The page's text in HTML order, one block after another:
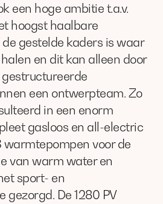
een hoge ambitie t.a.v.
hoogst haalbare
gestelde kaders is waar
en dit kan alleen door
een ontwerpteam. Zo
in een enorm
gasloos en all-electric
warmtepompen voor de
van warm water en
sport- en
gezorgd. De 1280 PV